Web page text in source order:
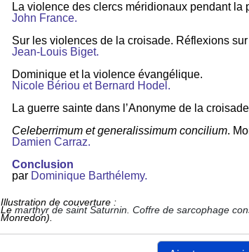
La violence des clercs méridionaux pendant la
John France.
Sur les violences de la croisade. Réflexions
Jean-Louis Biget.
Dominique et la violence évangélique.
Nicole Bériou et Bernard Hodel.
La guerre sainte dans l’Anonyme de la
Celeberrimum et generalissimum concilium.
Damien Carraz.
Conclusion
par Dominique Barthélemy.
Illustration de couverture :
Le marthyr de saint Saturnin. Coffre de sarcophage
Monredon).